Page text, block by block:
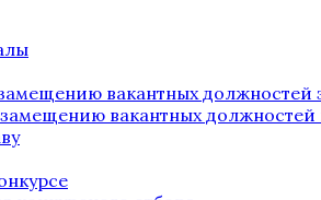
вакантных
вакантных